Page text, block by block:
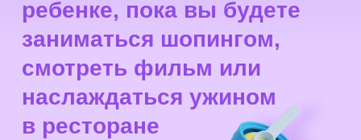
Что делает
бебиситтер?